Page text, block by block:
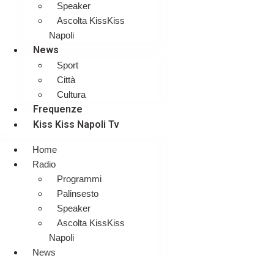
Speaker
Ascolta KissKiss
Napoli
News
Sport
Città
Cultura
Frequenze
Kiss Kiss Napoli Tv
Home
Radio
Programmi
Palinsesto
Speaker
Ascolta KissKiss
Napoli
News